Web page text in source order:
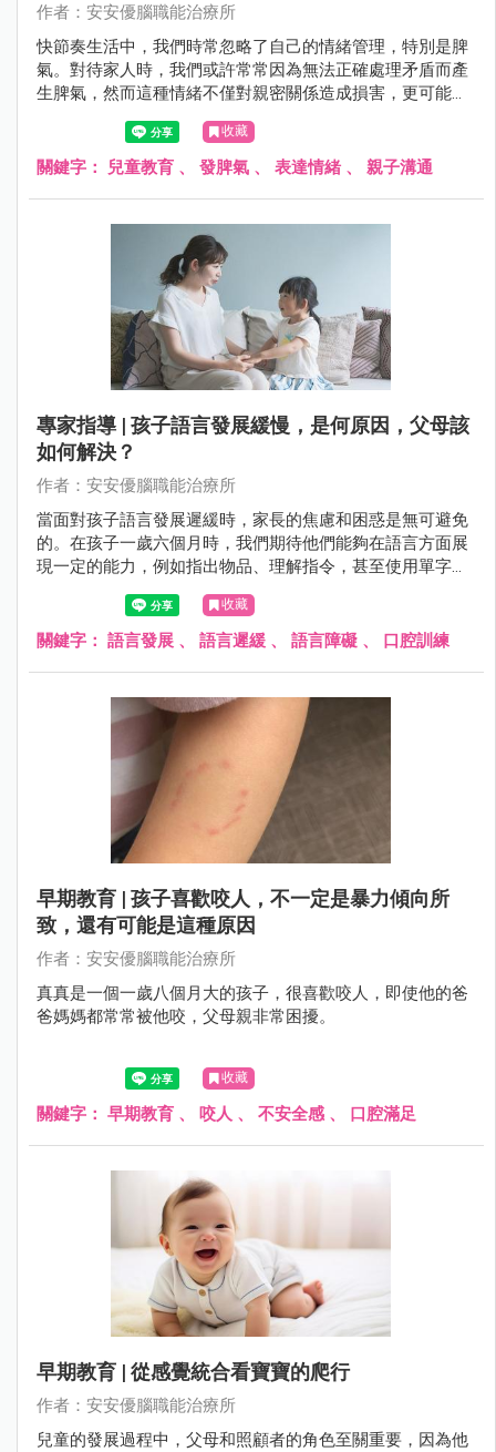
作者：安安優腦職能治療所
快節奏生活中，我們時常忽略了自己的情緒管理，特別是脾
氣。對待家人時，我們或許常常因為無法正確處理矛盾而產
生脾氣，然而這種情緒不僅對親密關係造成損害，更可能深
遠地影響到孩子的成長。透過溝通、真實面對情緒以及表達
情感的方式，可幫助建立更健康、穩定且和諧的家庭關係。
收藏
關鍵字： 兒童教育 、 發脾氣 、 表達情緒 、 親子溝通
專家指導 | 孩子語言發展緩慢，是何原因，父母該
如何解決？
作者：安安優腦職能治療所
當面對孩子語言發展遲緩時，家長的焦慮和困惑是無可避免
的。在孩子一歲六個月時，我們期待他們能夠在語言方面展
現一定的能力，例如指出物品、理解指令，甚至使用單字表
達需求。然而，若孩子未達到這些里程碑，家長往往會感到
困惑，擔心孩子的未來發展。
收藏
關鍵字： 語言發展 、 語言遲緩 、 語言障礙 、 口腔訓練
早期教育 | 孩子喜歡咬人，不一定是暴力傾向所
致，還有可能是這種原因
作者：安安優腦職能治療所
真真是一個一歲八個月大的孩子，很喜歡咬人，即使他的爸
爸媽媽都常常被他咬，父母親非常困擾。
收藏
關鍵字： 早期教育 、 咬人 、 不安全感 、 口腔滿足
早期教育 | 從感覺統合看寶寶的爬行
作者：安安優腦職能治療所
兒童的發展過程中，父母和照顧者的角色至關重要，因為他